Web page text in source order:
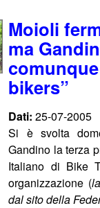
a
Moioli
ma
bikers”
Dati:25-07-2005
Si è svolta
Gandino la terza
Italiano di Bike
organizzazione (
dal sito della